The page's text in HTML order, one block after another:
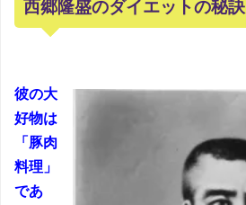
西郷隆盛のダイエットの秘訣
彼の大
好物は
「豚肉
料理」
であ